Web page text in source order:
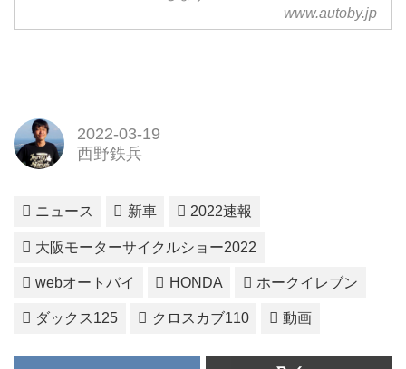
www.autoby.jp
2022-03-19
西野鉄兵
ニュース 新車 2022速報
大阪モーターサイクルショー2022
webオートバイ HONDA ホークイレブン
ダックス125 クロスカブ110 動画